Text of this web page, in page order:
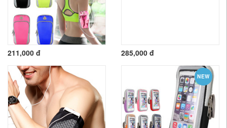
211,000 đ 285,000 đ
NEW